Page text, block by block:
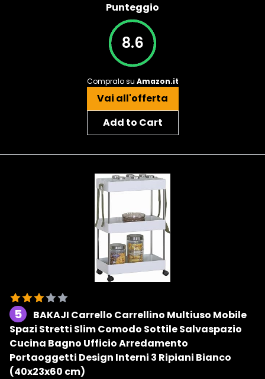
Punteggio
8.6
Compralo su Amazon.it
Vai all'offerta
Add to Cart
5
BAKAJI Carrello Carrellino Multiuso Mobile
Spazi Stretti Slim Comodo Sottile Salvaspazio
Cucina Bagno Ufficio Arredamento
Portaoggetti Design Interni 3 Ripiani Bianco
(40x23x60 cm)